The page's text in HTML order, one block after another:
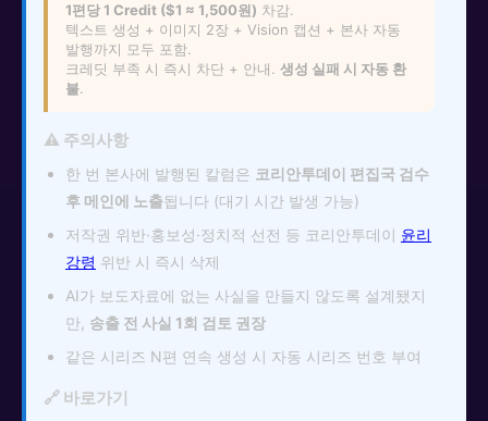
1편당 1 Credit ($1 ≈ 1,500원) 차감.
텍스트 생성 + 이미지 2장 + Vision 캡션 + 본사 자동
발행까지 모두 포함.
크레딧 부족 시 즉시 차단 + 안내. 생성 실패 시 자동 환
불.
⚠ 주의사항
한 번 본사에 발행된 칼럼은 코리안투데이 편집국 검수
후 메인에 노출됩니다 (대기 시간 발생 가능)
저작권 위반·홍보성·정치적 선전 등 코리안투데이 윤리
강령 위반 시 즉시 삭제
AI가 보도자료에 없는 사실을 만들지 않도록 설계됐지
만, 송출 전 사실 1회 검토 권장
같은 시리즈 N편 연속 생성 시 자동 시리즈 번호 부여
🔗 바로가기